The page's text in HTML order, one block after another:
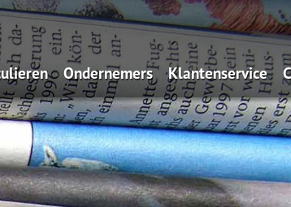
(filmpje)
Ondernemers
Algemeen
Aansprakelijkheid
Uw zakelijke bezittingen
Klantenservice
Iets wijzigen?
Serviceformulieren